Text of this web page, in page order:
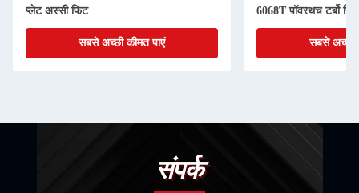
6068T पॉवरथच टर्बो पिस्टन किट
सबसे अच्छी कीमत पाएं
पंप है
संपर्क